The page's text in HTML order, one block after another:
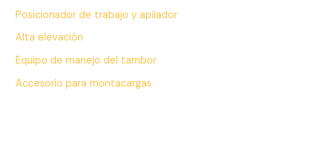
Posicionador de trabajo y apilador
Alta elevación
Equipo de manejo del tambor
Accesorio para montacargas